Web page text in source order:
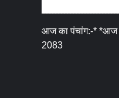
आज का पंचांग:-* *आज
2083